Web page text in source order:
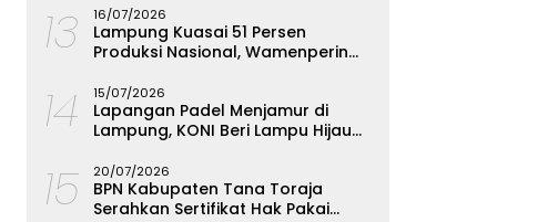
Wakajati
13 16/07/2026
Lampung Kuasai 51 Persen
Produksi Nasional, Wamenperin
Olahan Singkong
14 15/07/2026
Lapangan Padel Menjamur di
Lampung, KONI Beri Lampu Hijau
15 20/07/2026
BPN Kabupaten Tana Toraja
Serahkan Sertifikat Hak Pakai